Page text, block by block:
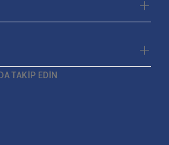
TAKİP EDİN